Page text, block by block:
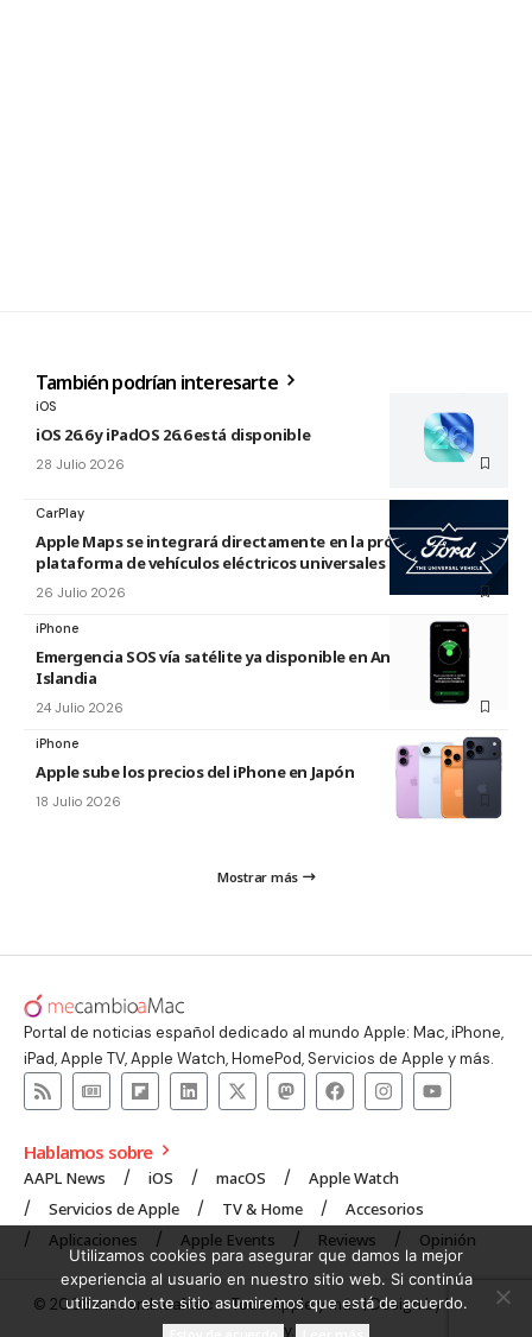
También podrían interesarte
iOS
iOS 26.6 y iPadOS 26.6 está disponible
28 Julio 2026
CarPlay
Apple Maps se integrará directamente en la próxima
plataforma de vehículos eléctricos universales de Ford
26 Julio 2026
iPhone
Emergencia SOS vía satélite ya disponible en Andorra e
Islandia
24 Julio 2026
iPhone
Apple sube los precios del iPhone en Japón
18 Julio 2026
Mostrar más
Portal de noticias español dedicado al mundo Apple: Mac, iPhone,
iPad, Apple TV, Apple Watch, HomePod, Servicios de Apple y más.
Hablamos sobre
AAPL News iOS macOS
Apple Watch
Servicios de Apple
TV & Home
Accesorios
Aplicaciones
Apple Events Reviews Opinión
© 2008 mecambioaMac – Todo Apple y más | Design byUNXON
Agency.
Utilizamos cookies para asegurar que damos la mejor
experiencia al usuario en nuestro sitio web. Si continúa
utilizando este sitio asumiremos que está de acuerdo.